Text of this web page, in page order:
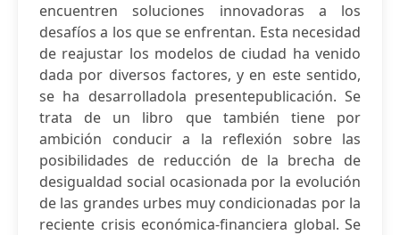
encuentren soluciones innovadoras a los
desafíos a los que se enfrentan. Esta necesidad
de reajustar los modelos de ciudad ha venido
dada por diversos factores, y en este sentido,
se ha desarrolladola presentepublicación. Se
trata de un libro que también tiene por
ambición conducir a la reflexión sobre las
posibilidades de reducción de la brecha de
desigualdad social ocasionada por la evolución
de las grandes urbes muy condicionadas por la
reciente crisis económica-financiera global. Se